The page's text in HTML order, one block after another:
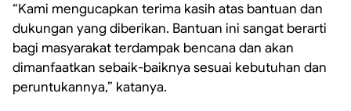
“Kami mengucapkan terima kasih atas bantuan dan
dukungan yang diberikan. Bantuan ini sangat berarti
bagi masyarakat terdampak bencana dan akan
dimanfaatkan sebaik-baiknya sesuai kebutuhan dan
peruntukannya,” katanya.